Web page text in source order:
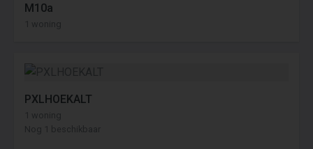
M10a
1 woning
PXLHOEKALT
1 woning
Nog 1 beschikbaar